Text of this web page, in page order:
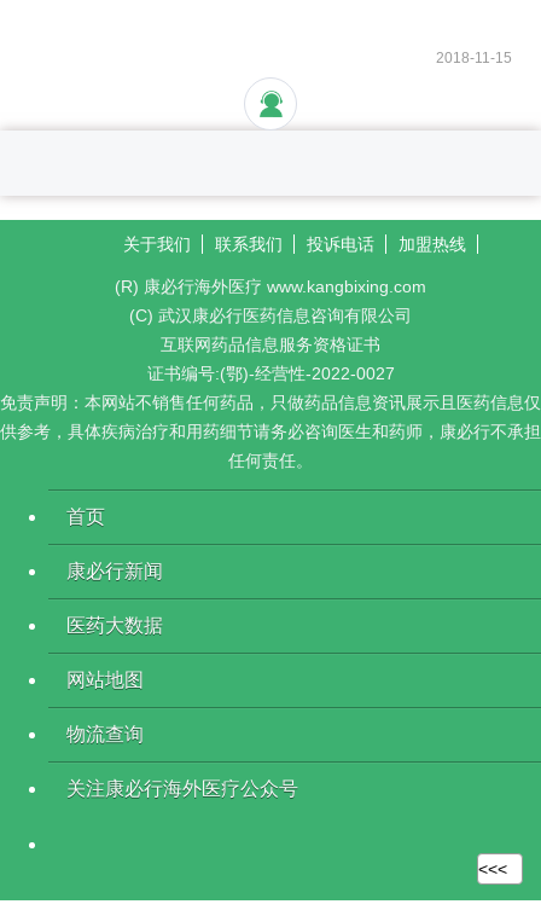
2018-11-15
关于我们 联系我们 投诉电话 加盟热线
(R) 康必行海外医疗 www.kangbixing.com
(C) 武汉康必行医药信息咨询有限公司
互联网药品信息服务资格证书
证书编号:(鄂)-经营性-2022-0027
免责声明：本网站不销售任何药品，只做药品信息资讯展示且医药信息仅
供参考，具体疾病治疗和用药细节请务必咨询医生和药师，康必行不承担
任何责任。
首页
康必行新闻
医药大数据
网站地图
物流查询
关注康必行海外医疗公众号
<<<